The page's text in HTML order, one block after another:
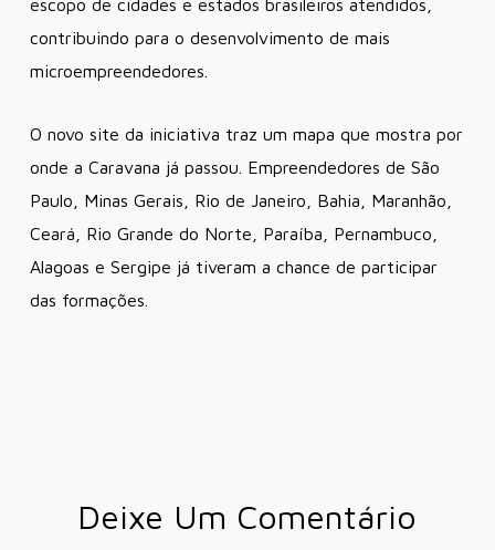
escopo de cidades e estados brasileiros atendidos,
contribuindo para o desenvolvimento de mais
microempreendedores.
O novo site da iniciativa traz um mapa que mostra por
onde a Caravana já passou. Empreendedores de São
Paulo, Minas Gerais, Rio de Janeiro, Bahia, Maranhão,
Ceará, Rio Grande do Norte, Paraíba, Pernambuco,
Alagoas e Sergipe já tiveram a chance de participar
das formações.
Deixe Um Comentário